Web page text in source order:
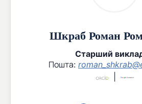
Шкраб Роман
Старший
Пошта: